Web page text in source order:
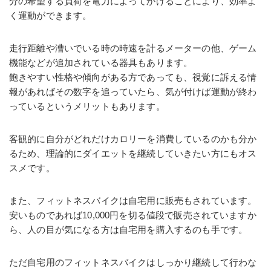
く運動ができます。
走行距離や漕いでいる時の時速を計るメーターの他、ゲーム
機能などが追加されている器具もあります。
飽きやすい性格や傾向がある方であっても、視覚に訴える情
報があればその数字を追っていたら、気が付けば運動が終わ
っているというメリットもあります。
客観的に自分がどれだけカロリーを消費しているのかも分か
るため、理論的にダイエットを継続していきたい方にもオス
スメです。
また、フィットネスバイクは自宅用に販売もされています。
安いものであれば10,000円を切る値段で販売されていますか
ら、人の目が気になる方は自宅用を購入するのも手です。
ただ自宅用のフィットネスバイクはしっかり継続して行わな